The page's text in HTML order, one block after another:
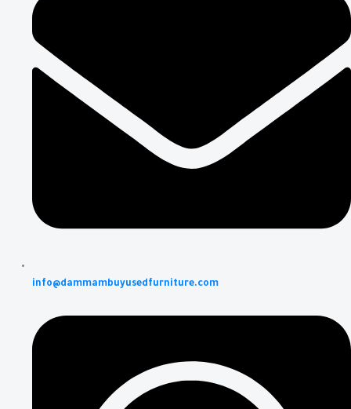
info@dammambuyusedfurniture.com